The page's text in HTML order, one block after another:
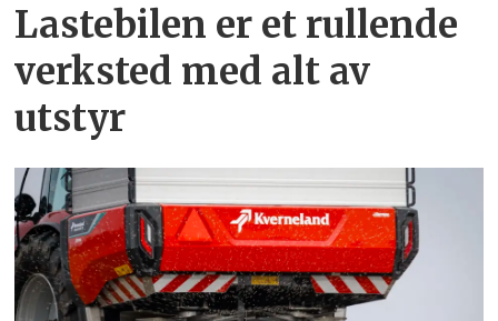
Lastebilen er et rullende
verksted med alt av
utstyr